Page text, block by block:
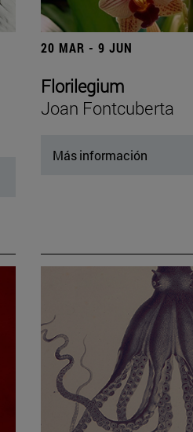
20 MAR - 9 JUN
Florilegium
Joan Fontcuberta
Más información